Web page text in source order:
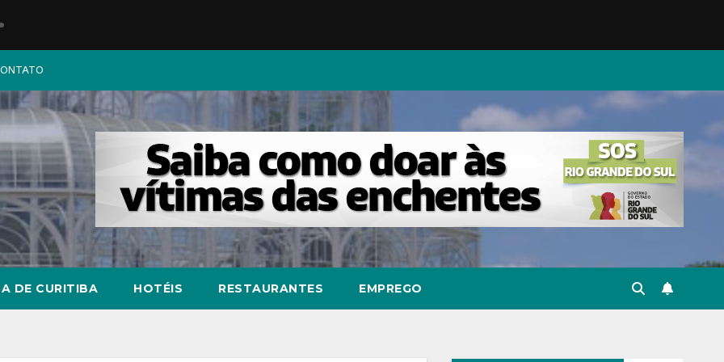
DE CURITIBA HOTÉIS RESTAURANTES EMPREGO